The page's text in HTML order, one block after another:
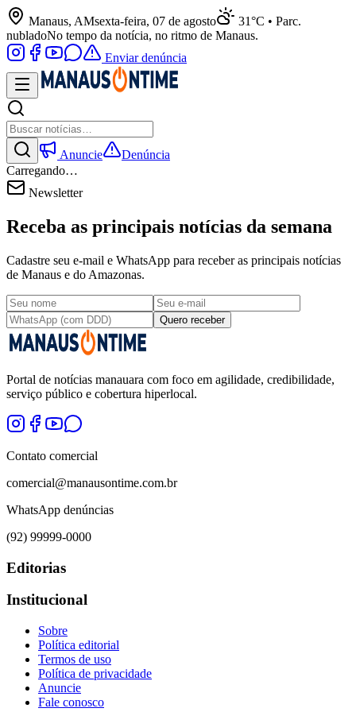
Manaus, AMsexta-feira, 07 de agosto
31°C • Parc.
nubladoNo tempo da notícia, no ritmo de Manaus.
Enviar denúncia
Anuncie
Denúncia
Carregando…
Newsletter
Receba as principais notícias da semana
Cadastre seu e-mail e WhatsApp para receber as principais notícias
de Manaus e do Amazonas.
Quero receber
Portal de notícias manauara com foco em agilidade, credibilidade,
serviço público e cobertura hiperlocal.
Contato comercial
comercial@manausontime.com.br
WhatsApp denúncias
(92) 99999-0000
Editorias
Institucional
Sobre
Política editorial
Termos de uso
Política de privacidade
Anuncie
Fale conosco